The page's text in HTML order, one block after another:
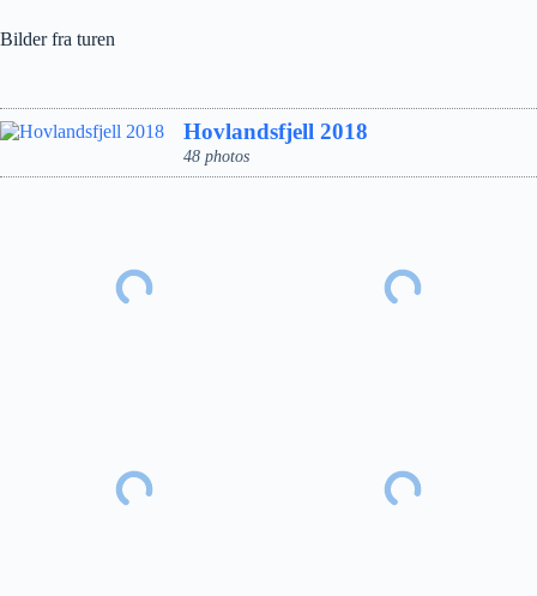
Bilder fra turen
Hovlandsfjell 2018
48 photos